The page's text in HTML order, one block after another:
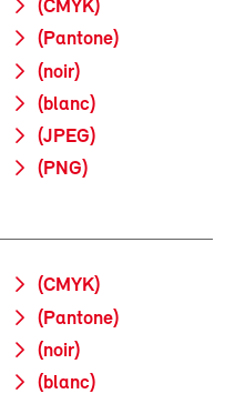
(CMYK)
(Pantone)
(noir)
(blanc)
(JPEG)
(PNG)
(CMYK)
(Pantone)
(noir)
(blanc)